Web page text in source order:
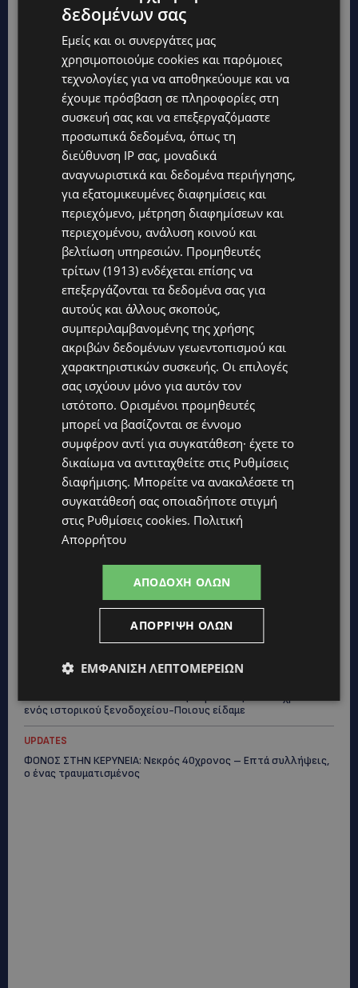
Topics
UPDATES
ΚΑΤΑΓΓΕΛΙΑ: Για άνδρα που φέρεται να παρενοχλούσε
γυναίκες στο Δασούδι – Σε εξέλιξη οι αστυνομικές έρευνες
ΛΕΥΚΩΣΙΑ: Γιατί ένας 16χρονος φέρεται να έβαλε φωτιά σε
ιστορική μπυραρία – Η Αστυνομία αναζητεί το κίνητρο
UPDATES
ΛΑΤΣΙΑ-ΓΕΡΙ: Στο επίκεντρο η δημιουργία δομών για
ασυνόδευτους ανήλικους – Αντιδρά ο Δήμος, στηρίζει υπό
προϋποθέσεις το Κίνημα Οικολόγων
UPDATES
ΣΤΟ «ΚΟΚΚΙΝΟ» Η ΖΕΣΤΗ: Νέα κίτρινη προειδοποίηση και
40άρια στο εσωτερικό
UPDATES
ΛΕΜΕΣΟΣ: Μάχη για τη ζωή του δίνει 18χρονος – Βρέθηκε
«ENOLA GAY»: Το τραγούδι που κράτησε ζωντανή τη μνήμη
της Χιροσίμα – 81 χρόνια από τη μέρα που άλλαξε την
ανθρωπότητα-(Bίντεο)
ΚΟΣΜΙΚΑ
ενός ιστορικού ξενοδοχείου-Ποιους είδαμε
UPDATES
ΦΟΝΟΣ ΣΤΗΝ ΚΕΡΥΝΕΙΑ: Νεκρός 40χρονος – Επτά συλλήψεις,
ο ένας τραυματισμένος
δεδομένων σας
Εμείς και οι συνεργάτες μας
χρησιμοποιούμε cookies και παρόμοιες
τεχνολογίες για να αποθηκεύουμε και να
έχουμε πρόσβαση σε πληροφορίες στη
συσκευή σας και να επεξεργαζόμαστε
προσωπικά δεδομένα, όπως τη
διεύθυνση IP σας, μοναδικά
αναγνωριστικά και δεδομένα περιήγησης,
για εξατομικευμένες διαφημίσεις και
περιεχόμενο, μέτρηση διαφημίσεων και
περιεχομένου, ανάλυση κοινού και
βελτίωση υπηρεσιών. Προμηθευτές
τρίτων (1913) ενδέχεται επίσης να
επεξεργάζονται τα δεδομένα σας για
αυτούς και άλλους σκοπούς,
συμπεριλαμβανομένης της χρήσης
ακριβών δεδομένων γεωεντοπισμού και
χαρακτηριστικών συσκευής. Οι επιλογές
σας ισχύουν μόνο για αυτόν τον
ιστότοπο. Ορισμένοι προμηθευτές
μπορεί να βασίζονται σε έννομο
συμφέρον αντί για συγκατάθεση· έχετε το
δικαίωμα να αντιταχθείτε στις Ρυθμίσεις
διαφήμισης. Μπορείτε να ανακαλέσετε τη
συγκατάθεσή σας οποιαδήποτε στιγμή
στις Ρυθμίσεις cookies. Πολιτική
Απορρήτου
ΑΠΟΔΟΧΉ ΌΛΩΝ
ΑΠΌΡΡΙΨΗ ΌΛΩΝ
ΕΜΦΆΝΙΣΗ ΛΕΠΤΟΜΕΡΕΙΏΝ